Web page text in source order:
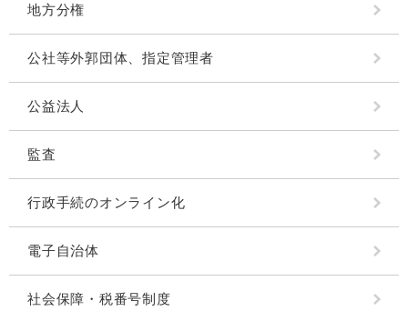
地方分権
公社等外郭団体、指定管理者
公益法人
監査
行政手続のオンライン化
電子自治体
社会保障・税番号制度